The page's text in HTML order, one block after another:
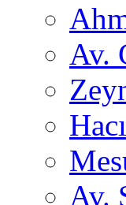
Av.
Av.